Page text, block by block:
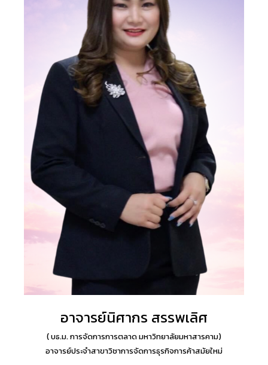
อาจารย์นิศากร สรรพเลิศ
( บธ.ม. การจัดการการตลาด มหาวิทยาลัยมหาสารคาม)
อาจารย์ประจำสาขาวิชาการจัดการธุรกิจการค้าสมัยใหม่